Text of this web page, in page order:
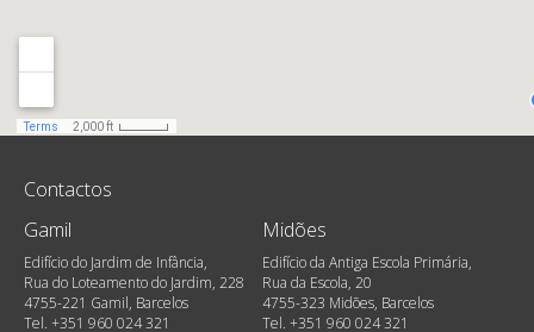
Contactos
Gamil
Edifício do Jardim de Infância,
Rua do Loteamento do Jardim, 228
4755-221 Gamil, Barcelos
Tel. +351 960 024 321
Midões
Edifício da Antiga Escola Primária,
Rua da Escola, 20
4755-323 Midões, Barcelos
Tel. +351 960 024 321